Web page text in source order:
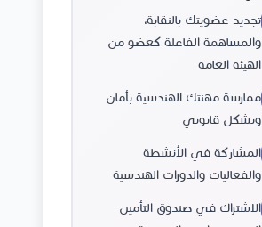
تجديد عضويتك بالنقابة،
والمساهمة الفاعلة كعضو من
الهيئة العامة
ممارسة مهنتك الهندسية بأمان
وبشكل قانوني
المشاركة في الأنشطة
والفعاليات والدورات الهندسية
الاشتراك في صندوق التأمين